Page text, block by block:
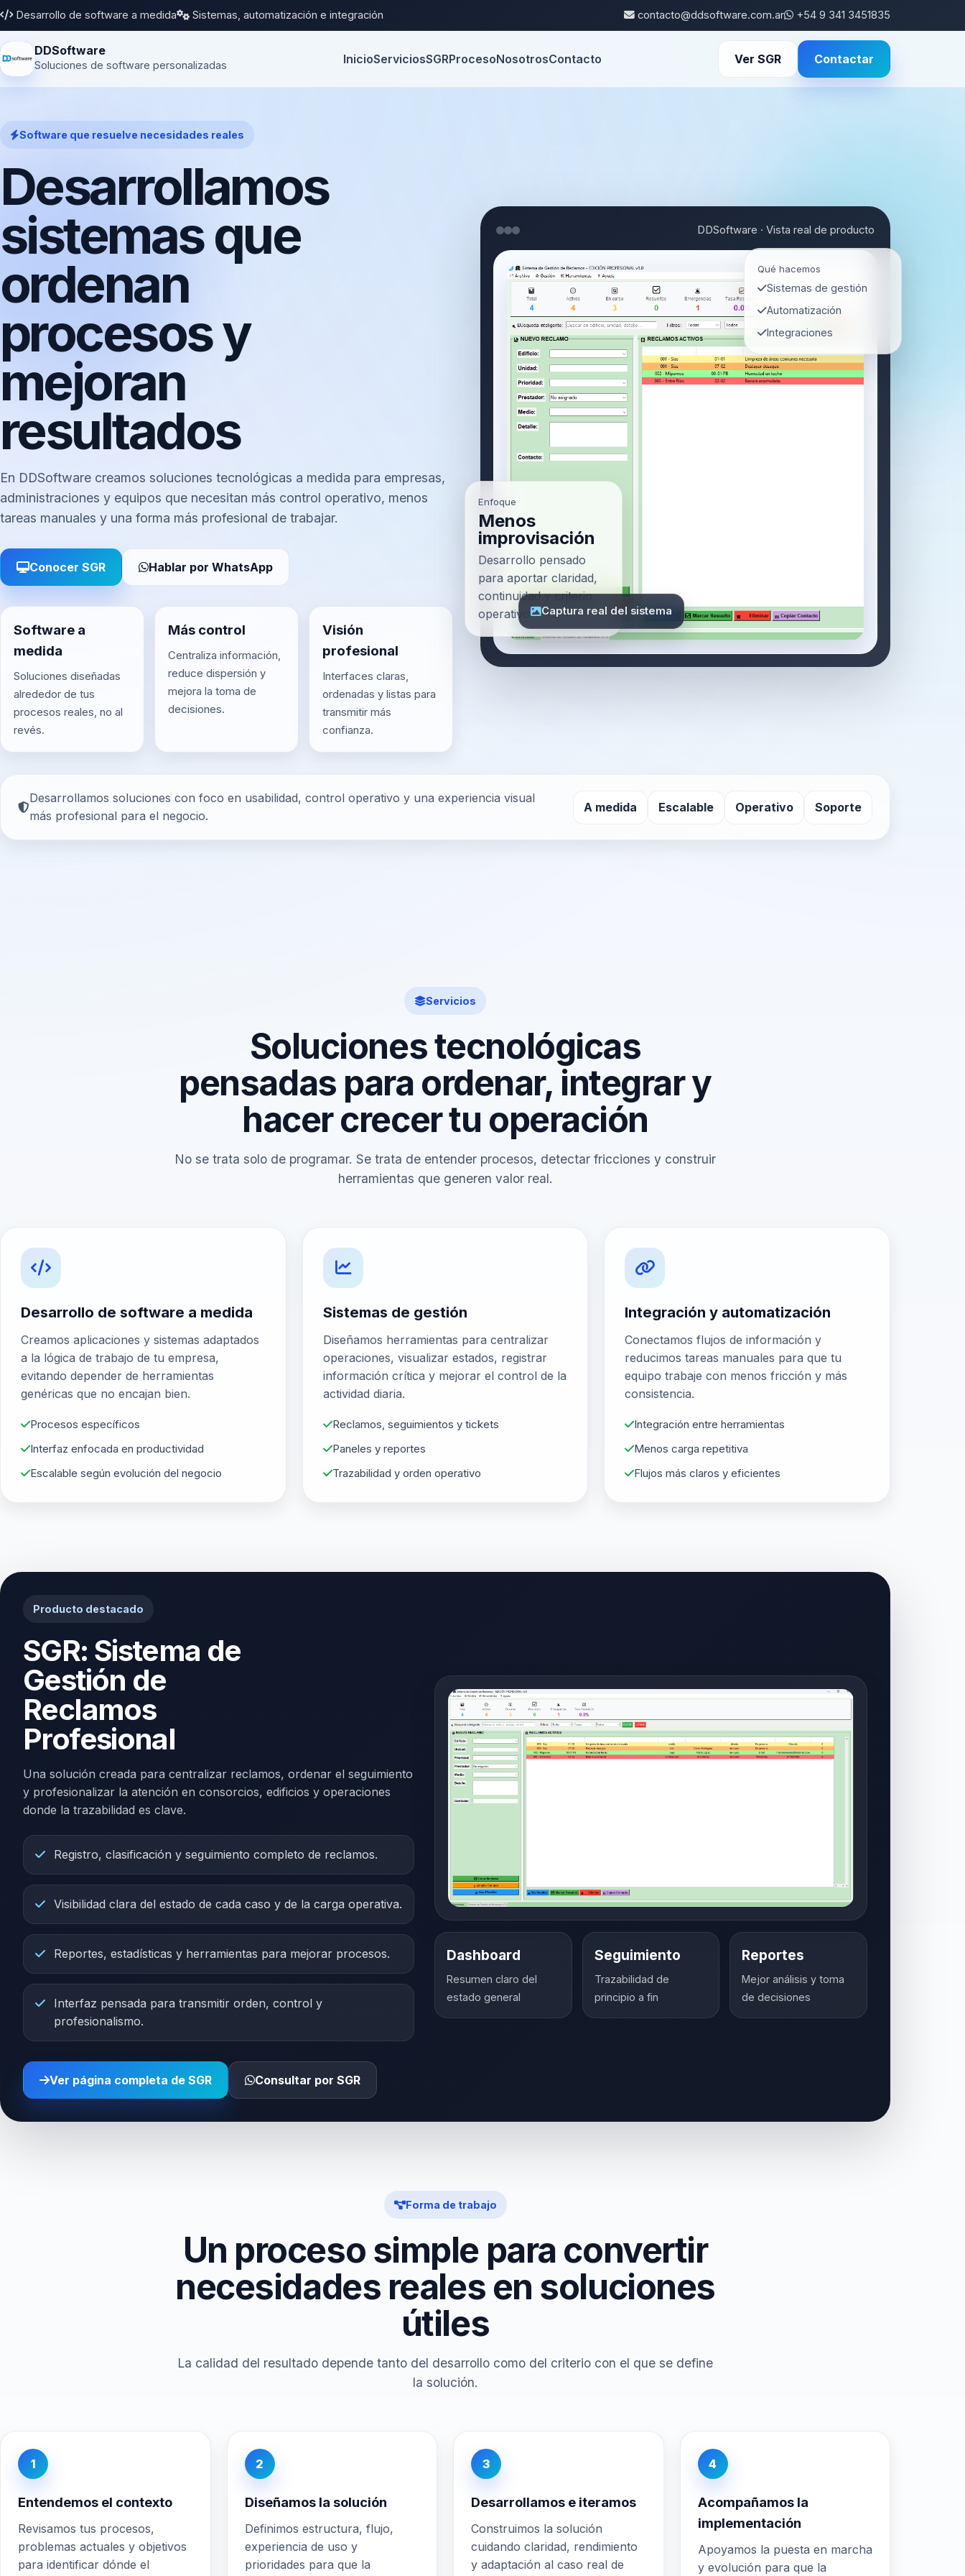
Desarrollo de software a medida Sistemas, automatización e integración contacto@ddsoftware.com.ar +54 9 341 3451835
DDSoftware
Soluciones de software personalizadas InicioServiciosSGRProcesoNosotrosContacto Ver SGR Contactar
Software que resuelve necesidades reales
Desarrollamos
sistemas que
ordenan
procesos y
mejoran
resultados
En DDSoftware creamos soluciones tecnológicas a medida para empresas,
administraciones y equipos que necesitan más control operativo, menos
tareas manuales y una forma más profesional de trabajar.
Conocer SGR Hablar por WhatsApp
Software a
medida
Soluciones diseñadas
alrededor de tus
procesos reales, no al
revés.
Más control
Centraliza información,
reduce dispersión y
mejora la toma de
decisiones.
Visión
profesional
Interfaces claras,
ordenadas y listas para
transmitir más
confianza.
DDSoftware · Vista real de producto
Captura real del sistema
Enfoque
Menos
improvisación
Desarrollo pensado
para aportar claridad,
continuidad y criterio
operativo.
Qué hacemos
Sistemas de gestión
Automatización
Integraciones
Desarrollamos soluciones con foco en usabilidad, control operativo y una experiencia visual
más profesional para el negocio.
A medida Escalable Operativo Soporte
Servicios
Soluciones tecnológicas
pensadas para ordenar, integrar y
hacer crecer tu operación
No se trata solo de programar. Se trata de entender procesos, detectar fricciones y construir
herramientas que generen valor real.
Desarrollo de software a medida
Creamos aplicaciones y sistemas adaptados
a la lógica de trabajo de tu empresa,
evitando depender de herramientas
genéricas que no encajan bien.
Procesos específicos
Interfaz enfocada en productividad
Escalable según evolución del negocio
Sistemas de gestión
Diseñamos herramientas para centralizar
operaciones, visualizar estados, registrar
información crítica y mejorar el control de la
actividad diaria.
Reclamos, seguimientos y tickets
Paneles y reportes
Trazabilidad y orden operativo
Integración y automatización
Conectamos flujos de información y
reducimos tareas manuales para que tu
equipo trabaje con menos fricción y más
consistencia.
Integración entre herramientas
Menos carga repetitiva
Flujos más claros y eficientes
Producto destacado
SGR: Sistema de
Gestión de
Reclamos
Profesional
Una solución creada para centralizar reclamos, ordenar el seguimiento
y profesionalizar la atención en consorcios, edificios y operaciones
donde la trazabilidad es clave.
Registro, clasificación y seguimiento completo de reclamos.
Visibilidad clara del estado de cada caso y de la carga operativa.
Reportes, estadísticas y herramientas para mejorar procesos.
Interfaz pensada para transmitir orden, control y
profesionalismo.
Ver página completa de SGR Consultar por SGR
Dashboard
Resumen claro del
estado general
Seguimiento
Trazabilidad de
principio a fin
Reportes
Mejor análisis y toma
de decisiones
Forma de trabajo
Un proceso simple para convertir
necesidades reales en soluciones
útiles
La calidad del resultado depende tanto del desarrollo como del criterio con el que se define
la solución.
1
Entendemos el contexto
Revisamos tus procesos,
problemas actuales y objetivos
para identificar dónde el
2
Diseñamos la solución
Definimos estructura, flujo,
experiencia de uso y
prioridades para que la
3
Desarrollamos e iteramos
Construimos la solución
cuidando claridad, rendimiento
y adaptación al caso real de
4
Acompañamos la
implementación
Apoyamos la puesta en marcha
y evolución para que la